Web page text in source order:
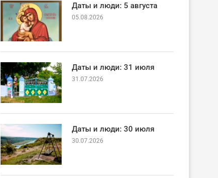
Даты и люди: 5 августа
05.08.2026
Даты и люди: 31 июля
31.07.2026
Даты и люди: 30 июля
30.07.2026